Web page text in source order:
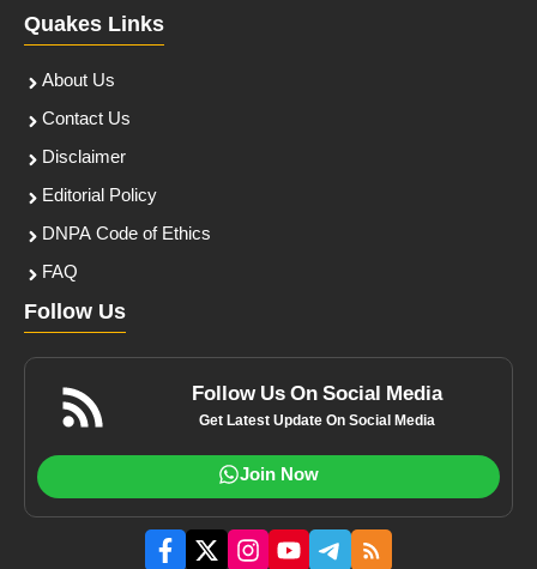
Quakes Links
About Us
Contact Us
Disclaimer
Editorial Policy
DNPA Code of Ethics
FAQ
Follow Us
Follow Us On Social Media
Get Latest Update On Social Media
Join Now